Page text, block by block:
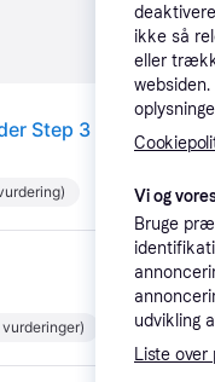
Step 3 - 5 ml - Clear
vurderinger)
ikke så
eller
Vi og
Bruge
udvikling
Liste over